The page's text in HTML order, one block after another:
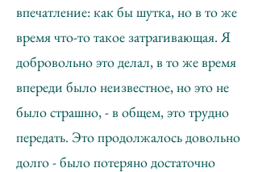
впечатление: как бы шутка, но в то же
время что-то такое затрагивающая. Я
добровольно это делал, в то же время
впереди было неизвестное, но это не
было страшно, - в общем, это трудно
передать. Это продолжалось довольно
долго - было потеряно достаточно